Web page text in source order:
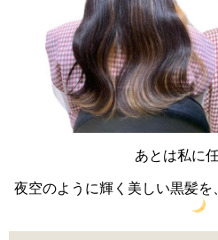
あとは私に
夜空のように輝く美しい黒髪を